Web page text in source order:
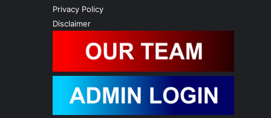
Privacy Policy
Disclaimer